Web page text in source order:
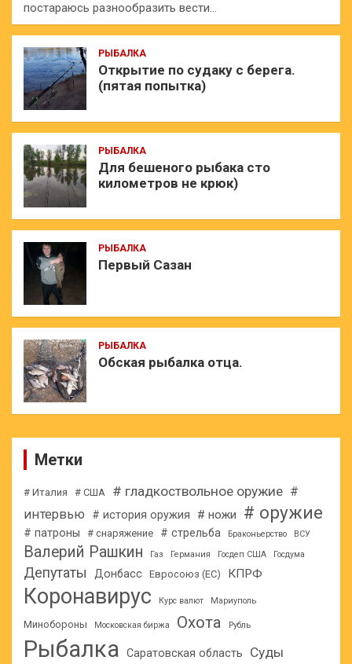
постараюсь разнообразить вести…
РЫБАЛКА
Открытие по судаку с берега.
(пятая попытка)
РЫБАЛКА
Для бешеного рыбака сто
километров не крюк)
РЫБАЛКА
Первый Сазан
РЫБАЛКА
Обская рыбалка отца.
Метки
# Италия # США # гладкоствольное оружие #
интервью
# история оружия # ножи # оружие
# патроны # снаряжение # стрельба Браконьерство ВСУ
Валерий Рашкин Газ Германия Госдеп США Госдума
Депутаты Донбасс Евросоюз (ЕС) КПРФ
Коронавирус Курс валют Мариуполь
Минобороны Московская биржа Охота Рубль
Рыбалка Саратовская область Суды